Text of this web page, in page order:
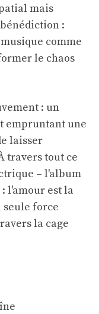
mais
:
comme
le chaos
: un
empruntant une
laisser
travers tout ce
– l'album
l'amour est la
seule force
la cage